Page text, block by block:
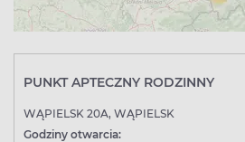
PUNKT APTECZNY RODZINNY
WĄPIELSK 20A, WĄPIELSK
Godziny otwarcia: